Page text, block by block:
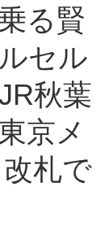
る賢
セル
秋葉
京メ
札で